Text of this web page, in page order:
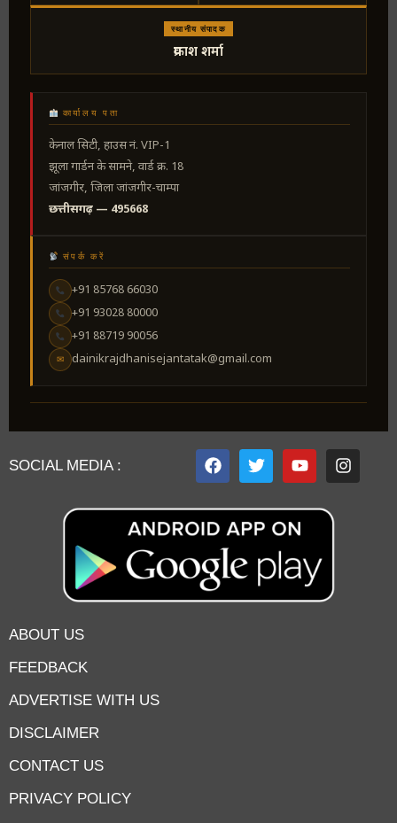
स्थानीय संपादक
प्रकाश शर्मा
कार्यालय पता
केनाल सिटी, हाउस नं. VIP-1
झूला गार्डन के सामने, वार्ड क्र. 18
जांजगीर, जिला जांजगीर-चाम्पा
छत्तीसगढ़ — 495668
संपर्क करें
+91 85768 66030
+91 93028 80000
+91 88719 90056
✉ dainikrajdhanisejantatak@gmail.com
SOCIAL MEDIA :
ABOUT US
FEEDBACK
ADVERTISE WITH US
DISCLAIMER
CONTACT US
PRIVACY POLICY